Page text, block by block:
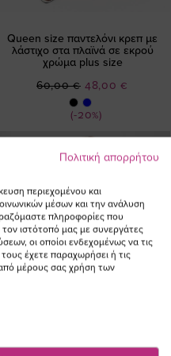
Queen size παντελόνι κρεπ με
λάστιχο στα πλαϊνά σε εκρού
χρώμα plus size
(-20%)
Ειδική
Τιμή
48,00 €
60,00 €
NEW IN
Πολιτική απορρήτου
περιεχομένου και
μέσων και την ανάλυση
πληροφορίες που
ιστότοπό μας με συνεργάτες
οι οποίοι ενδεχομένως να τις
έχετε παραχωρήσει ή τις
μέρους σας χρήση των